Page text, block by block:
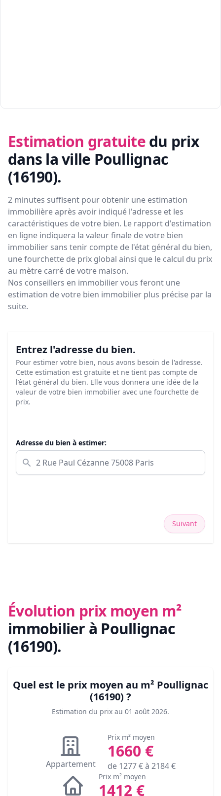
Estimation gratuite du prix
dans la ville Poullignac
(16190).
2 minutes suffisent pour obtenir une estimation
immobilière après avoir indiqué l'adresse et les
caractéristiques de votre bien. Le rapport d'estimation
en ligne indiquera la valeur finale de votre bien
immobilier sans tenir compte de l'état général du bien,
une fourchette de prix global ainsi que le calcul du prix
au mètre carré de votre maison.
Nos conseillers en immobilier vous feront une
estimation de votre bien immobilier plus précise par la
suite.
Entrez l'adresse du bien.
Pour estimer votre bien, nous avons besoin de l'adresse.
Cette estimation est gratuite et ne tient pas compte de
l’état général du bien. Elle vous donnera une idée de la
valeur de votre bien immobilier avec une fourchette de
prix.
Adresse du bien à estimer:
Suivant
Évolution prix moyen m²
immobilier à Poullignac
(16190).
Quel est le prix moyen au m² Poullignac
(16190) ?
Estimation du prix au 01 août 2026.
Appartement
Prix m² moyen
1660 €
de 1277€ à 2184€
Prix m² moyen
1412€